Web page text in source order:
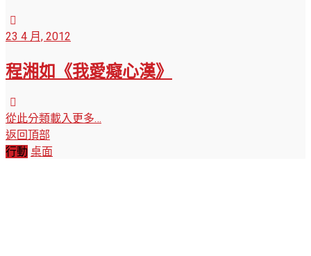
23 4 月, 2012
程湘如《我愛癡心漢》
從此分類載入更多…
返回頂部
行動 桌面